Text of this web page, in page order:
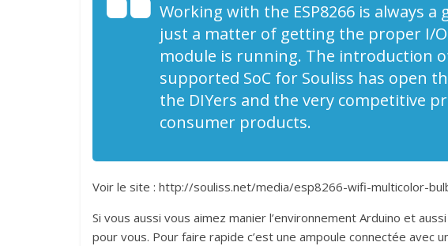
Working with the ESP8266 is always
just a matter of getting the proper I/
module is running. The introduction
supported SoC for Souliss has open
the DIYers and the very competitive
consumer products.
Voir le site : http://souliss.net/media/esp8266-wifi-multicolor-
Si vous aussi vous aimez manier l’environnement Arduino et
pour vous. Pour faire rapide c’est une ampoule connectée avec
Test du nouveau
température
Thermopeanut de
Sen.se
9 septembre 2016 Vincent D